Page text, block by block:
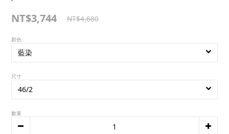
NT$3,744 NT$4,680
顏色
尺寸
數量